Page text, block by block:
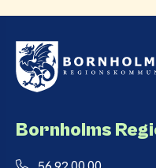
Bornholms